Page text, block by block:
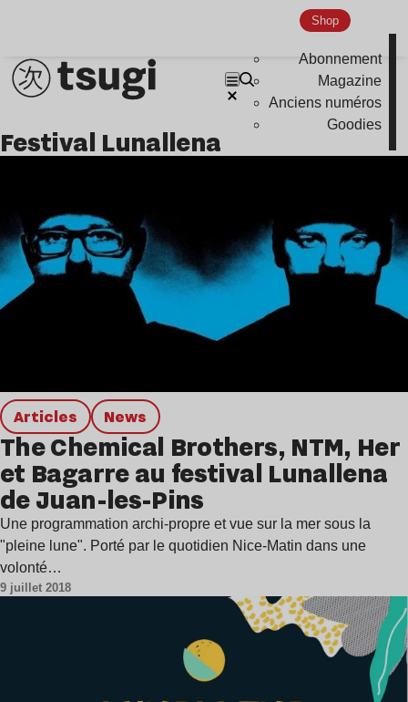
Shop
Abonnement
Magazine
Anciens numéros
Goodies
Festival Lunallena
Articles news
The Chemical Brothers, NTM, Her
et Bagarre au festival Lunallena
de Juan-les-Pins
Une programmation archi-propre et vue sur la mer sous la
"pleine lune". Porté par le quotidien Nice-Matin dans une
volonté…
9 juillet 2018